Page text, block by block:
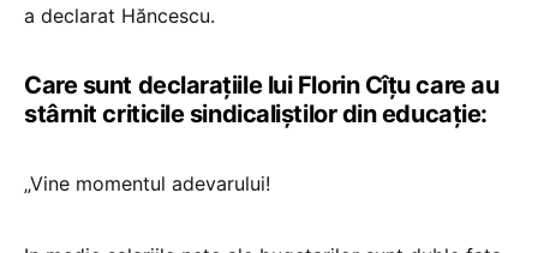
a declarat Hăncescu.
Care sunt declarațiile lui Florin Cîțu care au
stârnit criticile sindicaliștilor din educație:
„Vine momentul adevarului!